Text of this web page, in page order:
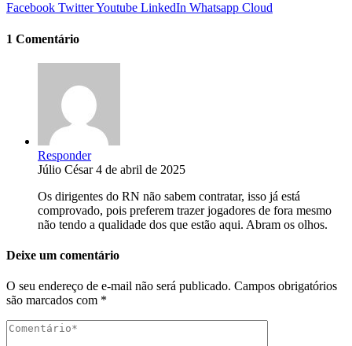
Facebook TwitterYoutube LinkedIn Whatsapp Cloud
1 Comentário
Responder
Júlio César4 de abril de 2025
Os dirigentes do RN não sabem contratar, isso já está
comprovado, pois preferem trazer jogadores de fora mesmo
não tendo a qualidade dos que estão aqui. Abram os olhos.
Deixe um comentário
O seu endereço de e-mail não será publicado. Campos obrigatórios
são marcados com *